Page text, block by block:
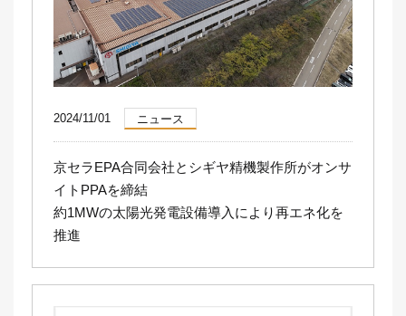
2024/11/01 ニュース
京セラEPA合同会社とシギヤ精機製作所がオンサ
イトPPAを締結
約1MWの太陽光発電設備導入により再エネ化を
推進